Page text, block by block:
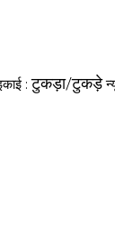
:टुकड़ा/टुकड़े